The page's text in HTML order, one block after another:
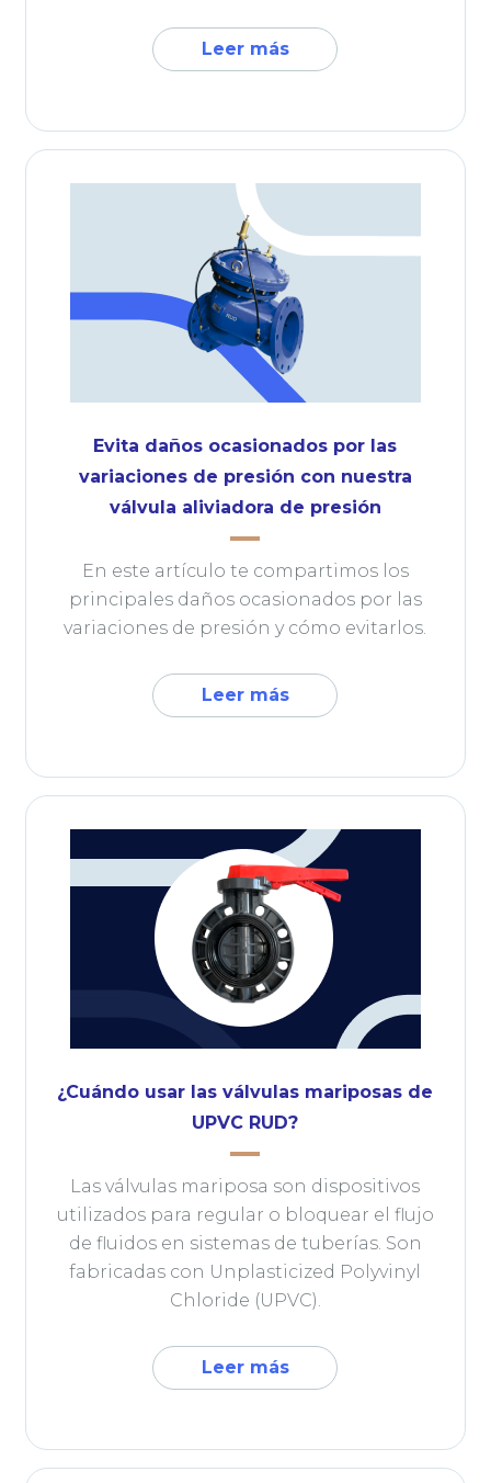
Leer más
Evita daños ocasionados por las
variaciones de presión con nuestra
válvula aliviadora de presión
En este artículo te compartimos los
principales daños ocasionados por las
variaciones de presión y cómo evitarlos.
Leer más
¿Cuándo usar las válvulas mariposas de
UPVC RUD?
Las válvulas mariposa son dispositivos
utilizados para regular o bloquear el flujo
de fluidos en sistemas de tuberías. Son
fabricadas con Unplasticized Polyvinyl
Chloride (UPVC).
Leer más